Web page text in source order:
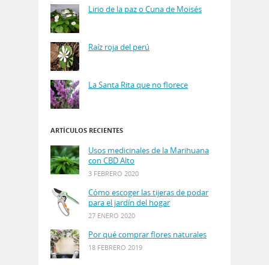
Lirio de la paz o Cuna de Moisés
Raíz roja del perú
La Santa Rita que no florece
ARTÍCULOS RECIENTES
Usos medicinales de la Marihuana
con CBD Alto
3 FEBRERO 2020
Cómo escoger las tijeras de podar
para el jardín del hogar
27 ENERO 2020
Por qué comprar flores naturales
18 FEBRERO 2019